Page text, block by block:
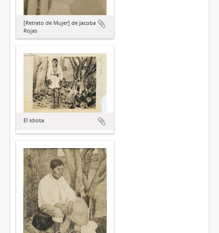
[Retrato de Mujer] de Jacoba
Rojas
El Idiota